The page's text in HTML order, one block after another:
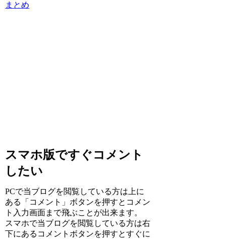
まとめ
スマホ版ですぐコメント
したい
PCで当ブログを閲覧している方は上に
ある「コメント」ボタンを押すとコメン
ト入力画面まで飛ぶことが出来ます。
スマホで当ブログを閲覧している方は右
下にあるコメントボタンを押すとすぐに